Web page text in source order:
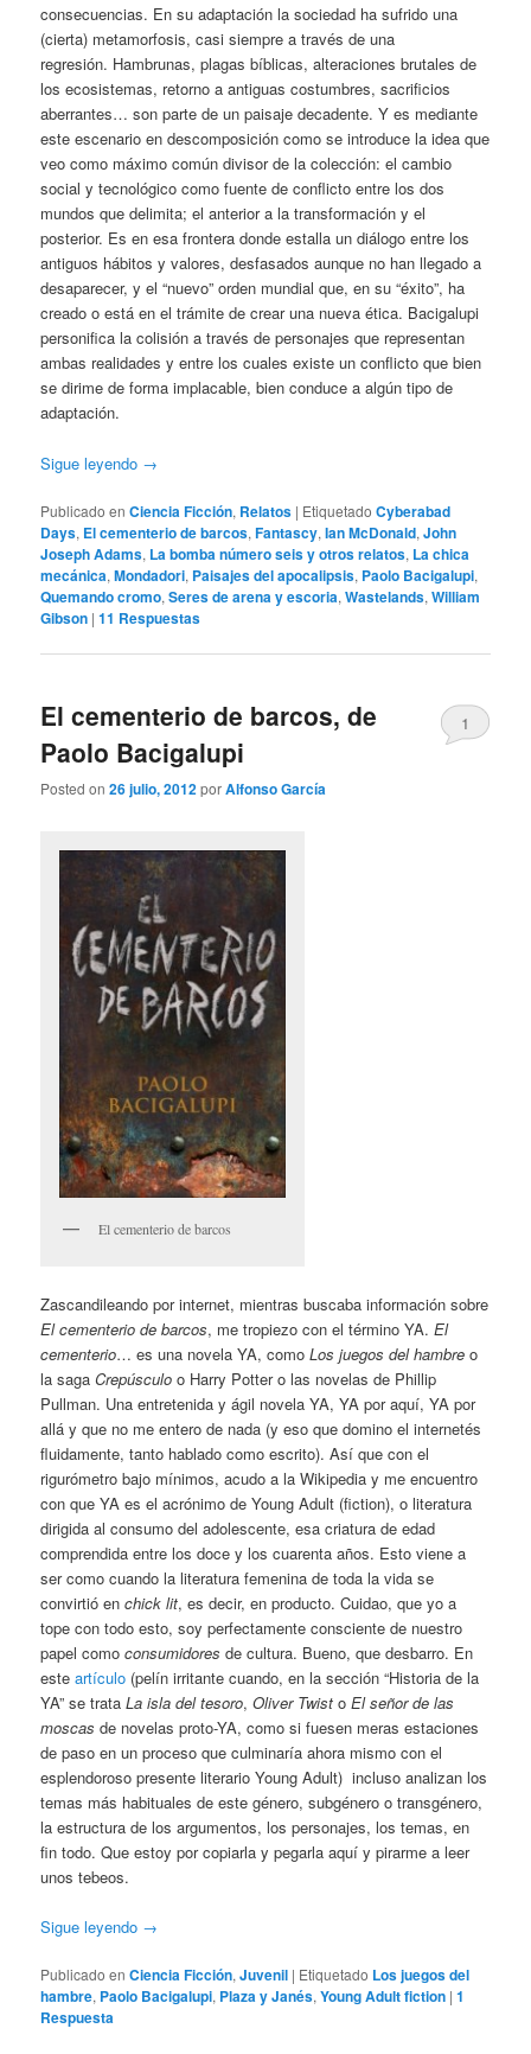
consecuencias. En su adaptación la sociedad ha sufrido una
(cierta) metamorfosis, casi siempre a través de una
regresión. Hambrunas, plagas bíblicas, alteraciones brutales de
los ecosistemas, retorno a antiguas costumbres, sacrificios
aberrantes… son parte de un paisaje decadente. Y es mediante
este escenario en descomposición como se introduce la idea que
veo como máximo común divisor de la colección: el cambio
social y tecnológico como fuente de conflicto entre los dos
mundos que delimita; el anterior a la transformación y el
posterior. Es en esa frontera donde estalla un diálogo entre los
antiguos hábitos y valores, desfasados aunque no han llegado a
desaparecer, y el “nuevo” orden mundial que, en su “éxito”, ha
creado o está en el trámite de crear una nueva ética. Bacigalupi
personifica la colisión a través de personajes que representan
ambas realidades y entre los cuales existe un conflicto que bien
se dirime de forma implacable, bien conduce a algún tipo de
adaptación.
Sigue leyendo →
Publicado en Ciencia Ficción, Relatos | Etiquetado Cyberabad
Days, El cementerio de barcos,Fantascy,Ian McDonald,John
Joseph Adams, La bomba número seis y otros relatos, La chica
mecánica,Mondadori, Paisajes del apocalipsis, Paolo Bacigalupi,
Quemando cromo,Seres de arena y escoria,Wastelands,William
Gibson |11 Respuestas
El cementerio de barcos, de
Paolo Bacigalupi
Posted on26 julio, 2012porAlfonso García
1
El cementerio de barcos
Zascandileando por internet, mientras buscaba información sobre
El cementerio de barcos, me tropiezo con el término YA.El
cementerio… es una novela YA, comoLos juegos del hambre o
la sagaCrepúsculo o Harry Potter o las novelas de Phillip
Pullman. Una entretenida y ágil novela YA, YA por aquí, YA por
allá y que no me entero de nada (y eso que domino el internetés
fluidamente, tanto hablado como escrito). Así que con el
rigurómetro bajo mínimos, acudo a la Wikipedia y me encuentro
con que YA es el acrónimo de Young Adult (fiction), o literatura
dirigida al consumo del adolescente, esa criatura de edad
comprendida entre los doce y los cuarenta años. Esto viene a
ser como cuando la literatura femenina de toda la vida se
convirtió enchick lit, es decir, en producto. Cuidao, que yo a
tope con todo esto, soy perfectamente consciente de nuestro
papel comoconsumidores de cultura. Bueno, que desbarro. En
esteartículo (pelín irritante cuando, en la sección “Historia de la
YA” se trataLa isla del tesoro,Oliver Twist oEl señor de las
moscas de novelas proto-YA, como si fuesen meras estaciones
de paso en un proceso que culminaría ahora mismo con el
esplendoroso presente literario Young Adult) incluso analizan los
temas más habituales de este género, subgénero o transgénero,
la estructura de los argumentos, los personajes, los temas, en
fin todo. Que estoy por copiarla y pegarla aquí y pirarme a leer
unos tebeos.
Sigue leyendo →
Publicado en Ciencia Ficción,Juvenil | Etiquetado Los juegos del
hambre, Paolo Bacigalupi, Plaza y Janés,Young Adult fiction |1
Respuesta